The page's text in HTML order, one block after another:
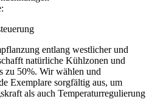
entlang westlicher und
natürliche Kühlzonen und
zu 50%. Wir wählen und
Exemplare sorgfältig aus, um
als auch Temperaturregulierung